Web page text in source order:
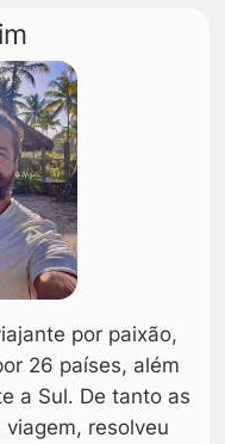
por paixão,
26 países, além
a Sul. De tanto as
resolveu